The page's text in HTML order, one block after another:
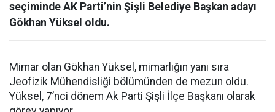
seçiminde AK Parti’nin Şişli Belediye Başkan adayı
Gökhan Yüksel oldu.
Mimar olan Gökhan Yüksel, mimarlığın yanı sıra
Jeofizik Mühendisliği bölümünden de mezun oldu.
Yüksel, 7’nci dönem Ak Parti Şişli İlçe Başkanı olarak